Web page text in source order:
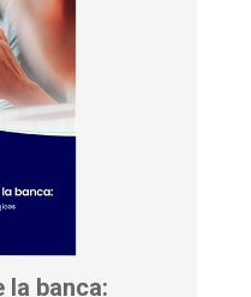
la banca: